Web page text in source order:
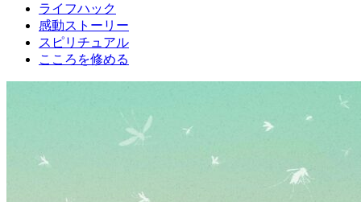
ライフハック
感動ストーリー
スピリチュアル
こころを修める